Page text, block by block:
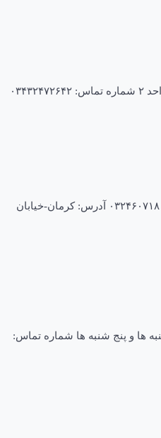
دکتر رضا موسوی فلوشیپ جراحی ستون فقرات متخصص جراحی مغز و اعصاب فلوشیپ شماره نظام : ۹۶۸۲۴ آدرس: کرمان-رفسنجان-بلوار طالقانی-نبش طالقانی۳۱ شماره تماس: ۰۳۲۴۶۰۷۱۸ آدرس: کرمان-خیابان
ظهر به جز سه شنبه ها و پنج شنبه ها شماره تماس: